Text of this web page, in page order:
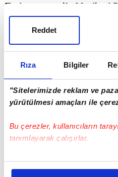
Rıza Bilgiler
"Sitelerimizde reklam ve
yürütülmesi amaçları ile
Bu çerezler, kullanıcıların
tanımlayarak çalışırlar.
Bu çerezlere izin vermeniz
Reddet
Trabzonspor ile Medipol
berabere kaldı. İşte
Trabzonspor